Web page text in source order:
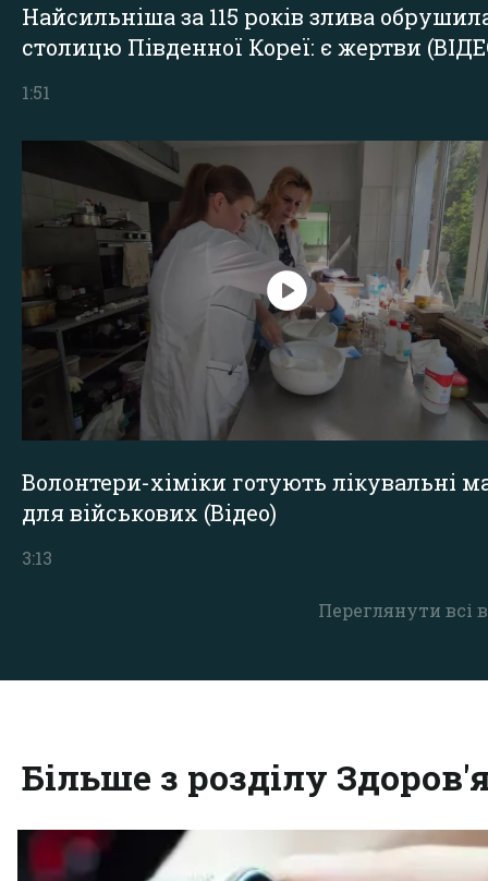
Переглянути всі
Найсильніша за 115 років злива
столицю Південної Кореї: є жертви
1:51
Волонтери-хіміки готують лікувальні
для військових (Відео)
3:13
Більше з розділу